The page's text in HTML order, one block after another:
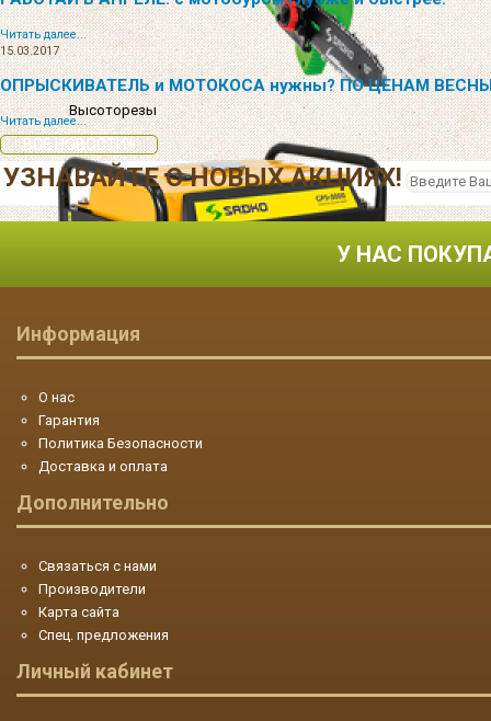
Высоторезы
Генераторы
Читать далее...
15.03.2017
ОПРЫСКИВАТЕЛЬ и МОТОКОСА нужны? ПО ЦЕНАМ
Читать далее...
ВСЕ НОВОСТИ
УЗНАВАЙТЕ О НОВЫХ АКЦИЯХ!
У НАС
Информация
О нас
Гарантия
Политика Безопасности
Доставка и оплата
Дополнительно
Связаться с нами
Производители
Карта сайта
Спец. предложения
Личный кабинет